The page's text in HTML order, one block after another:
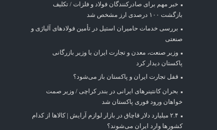
خبر مهم برای صادرکنندگان فولاد و فلزات / تکلیف
بازگشت ۱۰۰ درصدی ارز مشخص شد
بررسی خدمات حامیران استیل در تأمین فولادهای آلیاژی و
صنعتی
وزیر صنعت، معدن و تجارت ایران با وزیر بازرگانی
پاکستان دیدار کرد
قفل تجارت ایران و پاکستان باز می‌شود؟
بحران کانتینر‌های ایرانی در بندر کراچی / وزیر صمت
خواهان ورود فوری پاکستان شد
۲.۴ میلیارد دلار قاچاق در بازار لوازم آرایش | کالاها از کدام
کشورها وارد ایران می‌شوند؟